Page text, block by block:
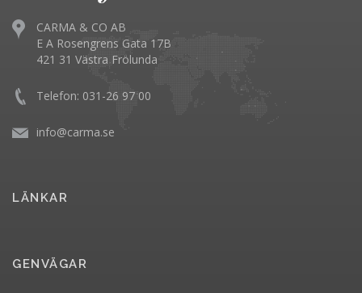
CARMA & CO AB
E A Rosengrens Gata 17B
421 31 Västra Frölunda
Telefon: 031-26 97 00
info@carma.se
LÄNKAR
GENVÄGAR